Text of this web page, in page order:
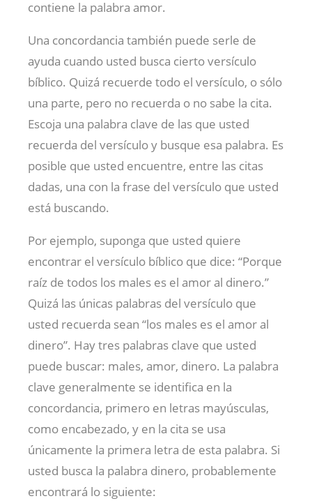
contiene la palabra amor.
Una concordancia también puede serle de
ayuda cuando usted busca cierto versículo
bíblico. Quizá recuerde todo el versículo, o sólo
una parte, pero no recuerda o no sabe la cita.
Escoja una palabra clave de las que usted
recuerda del versículo y busque esa palabra. Es
posible que usted encuentre, entre las citas
dadas, una con la frase del versículo que usted
está buscando.
Por ejemplo, suponga que usted quiere
encontrar el versículo bíblico que dice: “Porque
raíz de todos los males es el amor al dinero.”
Quizá las únicas palabras del versículo que
usted recuerda sean “los males es el amor al
dinero”. Hay tres palabras clave que usted
puede buscar: males, amor, dinero. La palabra
clave generalmente se identifica en la
concordancia, primero en letras mayúsculas,
como encabezado, y en la cita se usa
únicamente la primera letra de esta palabra. Si
usted busca la palabra dinero, probablemente
encontrará lo siguiente: